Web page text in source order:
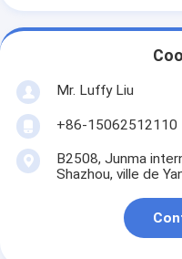
Mr. Luffy Liu
+86-15062512110
B2508, Junma
Shazhou, ville de